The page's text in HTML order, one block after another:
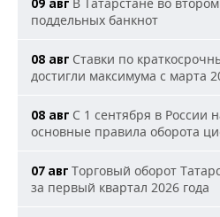
09 авг
поддельных банкнот
08 авг Ставки по
достигли максимума с марта
08 авг С 1 сентября в России
основные правила оборота
07 авг Торговый оборот
за первый квартал 2026 года